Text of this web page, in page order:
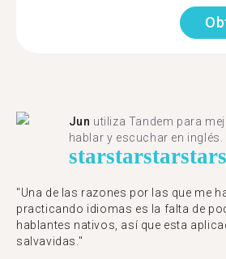
Jun utiliza Tandem para
hablar y escuchar en inglés.
starstarstarstar
"Una de las razones por las que me
practicando idiomas es la falta de
hablantes nativos, así que esta
salvavidas."